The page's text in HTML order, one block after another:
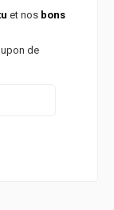
et nos bons
de